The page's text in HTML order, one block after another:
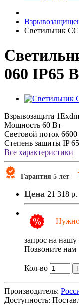
Светильник
060 IP65
Взрывозащита
Мощность 60 Вт
Световой поток
Степень защиты IP 65
Все характеристики
Гарантия 5 лет
Цена 21 318 р.
Нужно
запрос на нашу
Позвоните нам
Кол-во
Производитель:
Доступность: